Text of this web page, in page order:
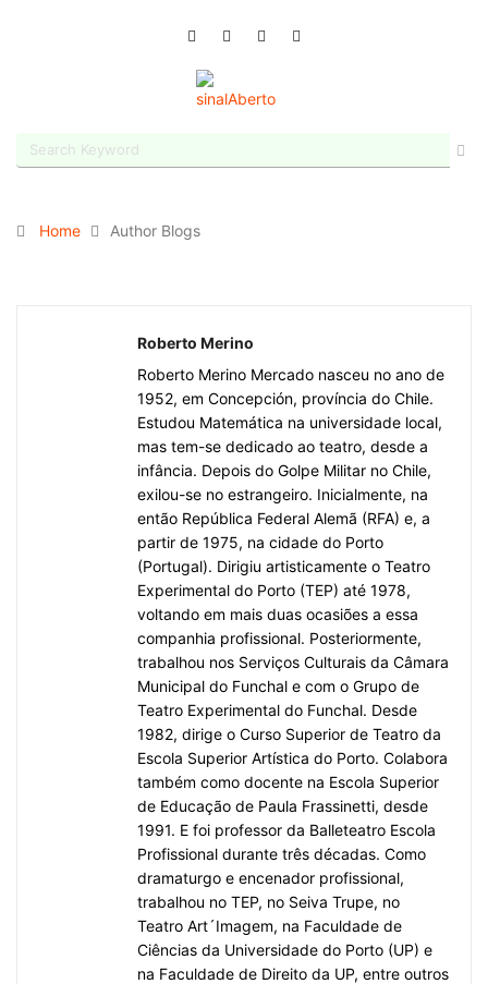
Home Author Blogs
Roberto Merino
Roberto Merino Mercado nasceu no ano de
1952, em Concepción, província do Chile.
Estudou Matemática na universidade local,
mas tem-se dedicado ao teatro, desde a
infância. Depois do Golpe Militar no Chile,
exilou-se no estrangeiro. Inicialmente, na
então República Federal Alemã (RFA) e, a
partir de 1975, na cidade do Porto
(Portugal). Dirigiu artisticamente o Teatro
Experimental do Porto (TEP) até 1978,
voltando em mais duas ocasiões a essa
companhia profissional. Posteriormente,
trabalhou nos Serviços Culturais da Câmara
Municipal do Funchal e com o Grupo de
Teatro Experimental do Funchal. Desde
1982, dirige o Curso Superior de Teatro da
Escola Superior Artística do Porto. Colabora
também como docente na Escola Superior
de Educação de Paula Frassinetti, desde
1991. E foi professor da Balleteatro Escola
Profissional durante três décadas. Como
dramaturgo e encenador profissional,
trabalhou no TEP, no Seiva Trupe, no
Teatro Art´Imagem, na Faculdade de
Ciências da Universidade do Porto (UP) e
na Faculdade de Direito da UP, entre outros